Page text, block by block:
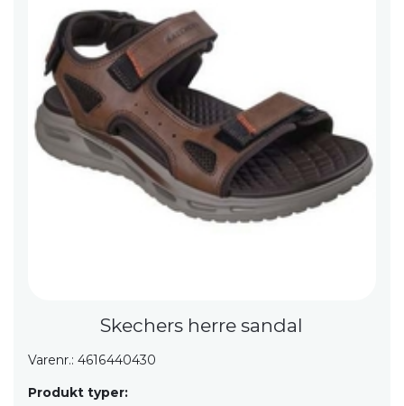
Skechers herre sandal
Varenr.: 4616440430
Produkt typer: